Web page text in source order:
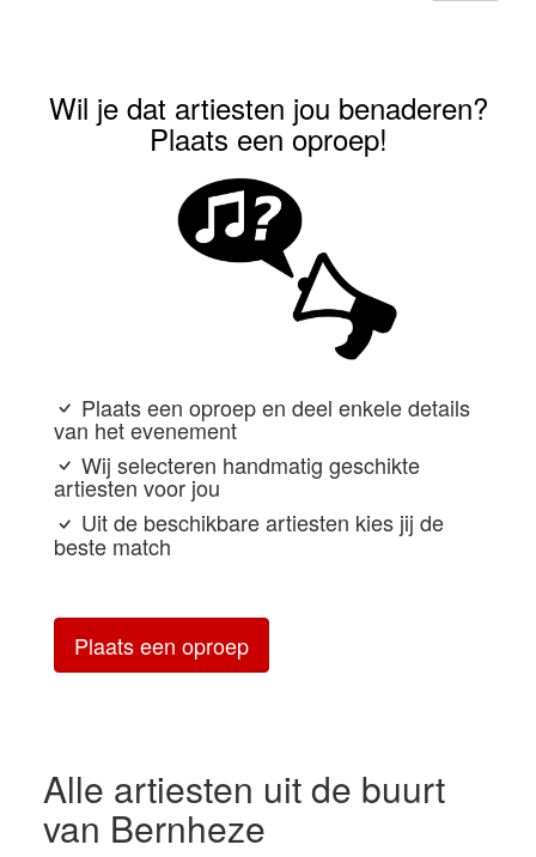
Wil je dat artiesten jou benaderen?
Plaats een oproep!
Plaats een oproep en deel enkele details
van het evenement
Wij selecteren handmatig geschikte
artiesten voor jou
Uit de beschikbare artiesten kies jij de
beste match
Plaats een oproep
Alle artiesten uit de buurt
van Bernheze